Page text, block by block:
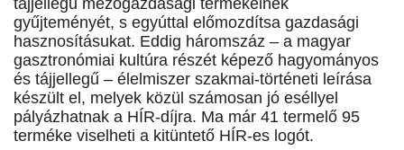
tájjellegű mezőgazdasági termékeinek
gyűjteményét, s egyúttal előmozdítsa gazdasági
hasznosításukat. Eddig háromszáz – a magyar
gasztronómiai kultúra részét képező hagyományos
és tájjellegű – élelmiszer szakmai-történeti leírása
készült el, melyek közül számosan jó eséllyel
pályázhatnak a HÍR-díjra. Ma már 41 termelő 95
terméke viselheti a kitüntető HÍR-es logót.